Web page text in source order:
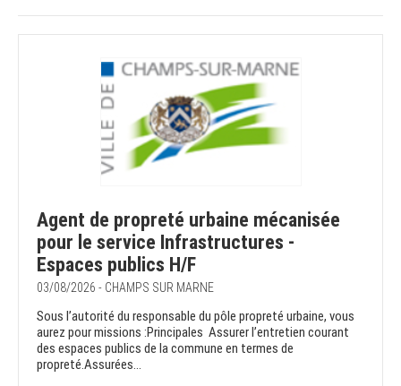
Agent de propreté urbaine mécanisée
pour le service Infrastructures -
Espaces publics H/F
03/08/2026 - CHAMPS SUR MARNE
Sous l’autorité du responsable du pôle propreté urbaine, vous
aurez pour missions :Principales Assurer l’entretien courant
des espaces publics de la commune en termes de
propreté.Assurées...